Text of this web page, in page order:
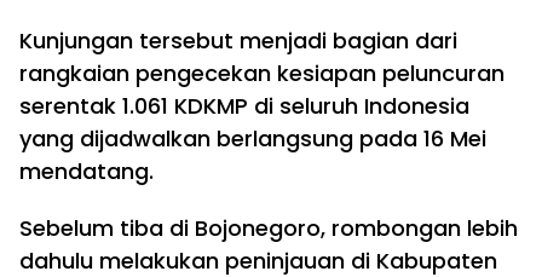
Kunjungan tersebut menjadi bagian dari
rangkaian pengecekan kesiapan peluncuran
serentak 1.061 KDKMP di seluruh Indonesia
yang dijadwalkan berlangsung pada 16 Mei
mendatang.
Sebelum tiba di Bojonegoro, rombongan lebih
dahulu melakukan peninjauan di Kabupaten